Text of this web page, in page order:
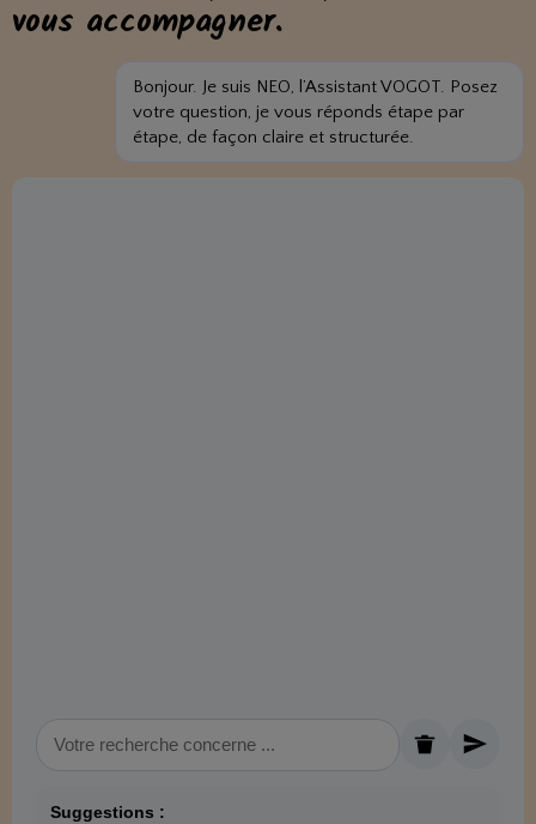
vous accompagner.
Bonjour. Je suis NEO, l’Assistant VOGOT. Posez
votre question, je vous réponds étape par
étape, de façon claire et structurée.
Suggestions :